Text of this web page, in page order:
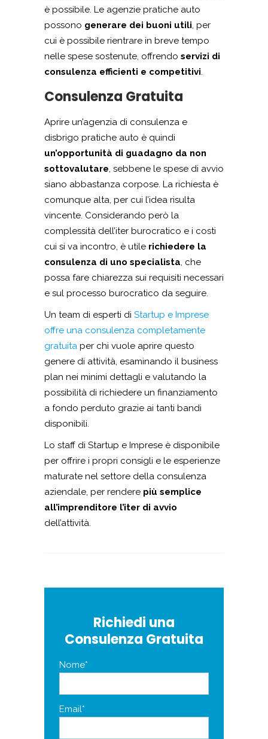
è possibile. Le agenzie pratiche auto
possono generare dei buoni utili, per
cui è possibile rientrare in breve tempo
nelle spese sostenute, offrendo servizi di
consulenza efficienti e competitivi.
Consulenza Gratuita
Aprire un’agenzia di consulenza e
disbrigo pratiche auto è quindi
un’opportunità di guadagno da non
sottovalutare, sebbene le spese di avvio
siano abbastanza corpose. La richiesta è
comunque alta, per cui l’idea risulta
vincente. Considerando però la
complessità dell’iter burocratico e i costi
cui si va incontro, è utile richiedere la
consulenza di uno specialista, che
possa fare chiarezza sui requisiti necessari
e sul processo burocratico da seguire.
Un team di esperti di Startup e Imprese
offre una consulenza completamente
gratuita per chi vuole aprire questo
genere di attività, esaminando il business
plan nei minimi dettagli e valutando la
possibilità di richiedere un finanziamento
a fondo perduto grazie ai tanti bandi
disponibili.
Lo staff di Startup e Imprese è disponibile
per offrire i propri consigli e le esperienze
maturate nel settore della consulenza
aziendale, per rendere più semplice
all’imprenditore l’iter di avvio
dell’attività.
Richiedi una
Consulenza Gratuita
Nome*
Email*